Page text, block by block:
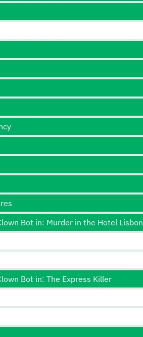
Bot in: Murder in the Hotel Lisbon
Bot in: The Express Killer